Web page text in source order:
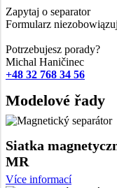
Zapytaj o separator
Formularz
Potrzebujesz porady?
Michal Haničinec
+48 32 768 34 56
Modelové řady
Siatka
MR
Více informací